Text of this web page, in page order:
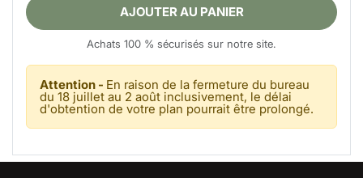
AJOUTER AU PANIER
Achats 100 % sécurisés sur notre site.
Attention - En raison de la fermeture du bureau
du 18 juillet au 2 août inclusivement, le délai
d'obtention de votre plan pourrait être prolongé.